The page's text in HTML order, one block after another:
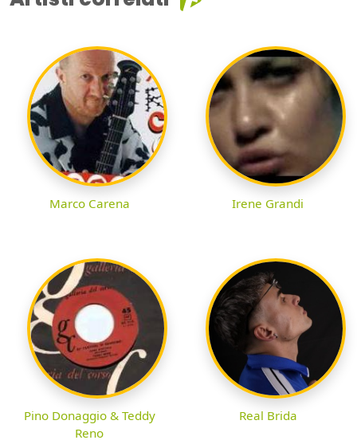
Marco Carena Irene Grandi
Pino Donaggio & Teddy
Reno
Real Brida